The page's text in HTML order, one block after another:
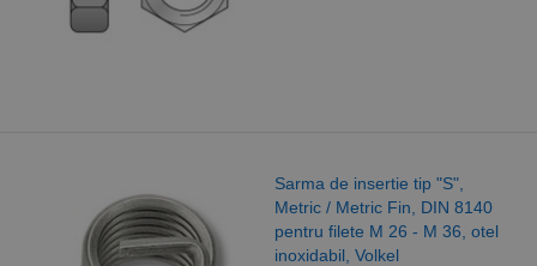
Sarma de insertie tip "S",
Metric / Metric Fin, DIN 8140
pentru filete M 26 - M 36, otel
inoxidabil, Volkel